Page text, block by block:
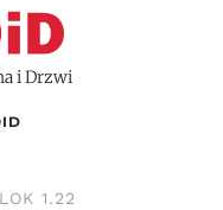
i Drzwi
1.22